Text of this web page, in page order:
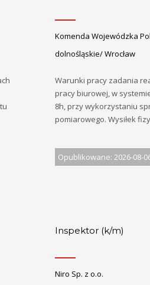
Komenda Wojewódzka
dolnośląskie/ Wrocław
Warunki pracy zadania
pracy biurowej, w
8h, przy wykorzystaniu
pomiarowego. Wysiłek
Opublikowane: 2026-08-
Inspektor (k/m)
Niro Sp. z o.o.